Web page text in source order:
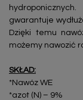
gwarantuje
Dzięki temu
możemy nawozić
SKŁAD:
*Nawóz WE
*azot (N) – 9%